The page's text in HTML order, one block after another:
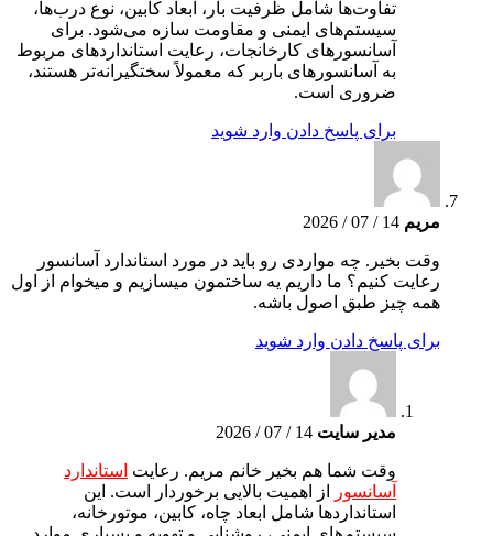
تفاوت‌ها شامل ظرفیت بار، ابعاد کابین، نوع درب‌ها،
سیستم‌های ایمنی و مقاومت سازه می‌شود. برای
آسانسورهای کارخانجات، رعایت استانداردهای مربوط
به آسانسورهای باربر که معمولاً سختگیرانه‌تر هستند،
ضروری است.
برای پاسخ دادن وارد شوید
مریم 14 / 07 / 2026
وقت بخیر. چه مواردی رو باید در مورد استاندارد آسانسور
رعایت کنیم؟ ما داریم یه ساختمون میسازیم و میخوام از اول
همه چیز طبق اصول باشه.
برای پاسخ دادن وارد شوید
مدیر سایت 14 / 07 / 2026
وقت شما هم بخیر خانم مریم. رعایت استاندارد
آسانسور
از اهمیت بالایی برخوردار است. این
استانداردها شامل ابعاد چاه، کابین، موتورخانه،